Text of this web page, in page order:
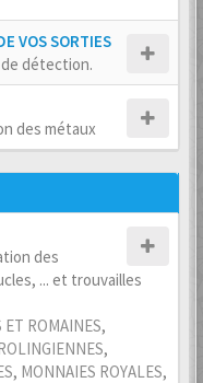
VOS SORTIES
détection.
des métaux
des
... et trouvailles
ET ROMAINES,
,
, MONNAIES ROYALES,